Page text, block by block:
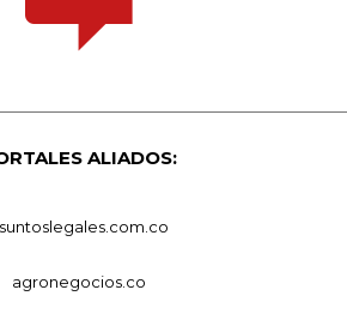
ALIADOS:
agronegocios.co